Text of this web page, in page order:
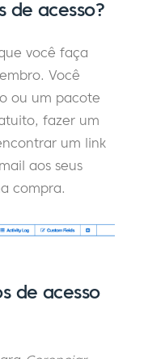
de acesso?
você faça
Você
ou um pacote
fazer um
um link
aos seus
compra.
de acesso